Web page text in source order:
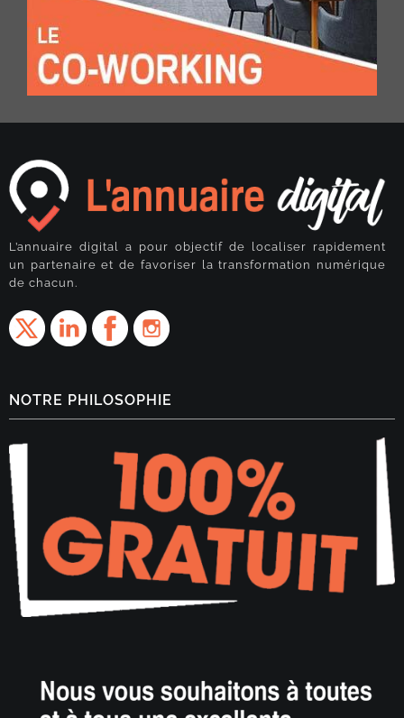
L’annuaire digital a pour objectif de localiser rapidement
un partenaire et de favoriser la transformation numérique
de chacun.
NOTRE PHILOSOPHIE